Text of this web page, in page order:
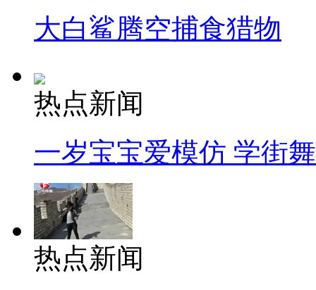
大白鲨腾空捕食猎物
热点新闻
一岁宝宝爱模仿 学街
热点新闻